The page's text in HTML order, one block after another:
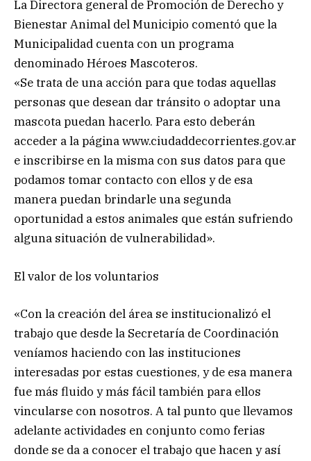
La Directora general de Promoción de Derecho y
Bienestar Animal del Municipio comentó que la
Municipalidad cuenta con un programa
denominado Héroes Mascoteros.
«Se trata de una acción para que todas aquellas
personas que desean dar tránsito o adoptar una
mascota puedan hacerlo. Para esto deberán
acceder a la página www.ciudaddecorrientes.gov.ar
e inscribirse en la misma con sus datos para que
podamos tomar contacto con ellos y de esa
manera puedan brindarle una segunda
oportunidad a estos animales que están sufriendo
alguna situación de vulnerabilidad».
El valor de los voluntarios
«Con la creación del área se institucionalizó el
trabajo que desde la Secretaría de Coordinación
veníamos haciendo con las instituciones
interesadas por estas cuestiones, y de esa manera
fue más fluido y más fácil también para ellos
vincularse con nosotros. A tal punto que llevamos
adelante actividades en conjunto como ferias
donde se da a conocer el trabajo que hacen y así